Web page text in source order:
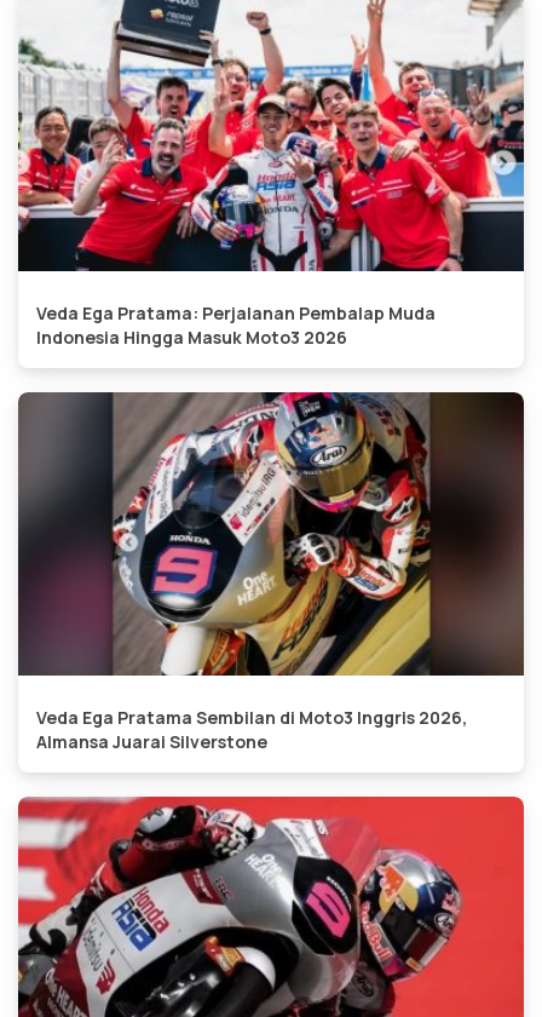
Veda Ega Pratama: Perjalanan Pembalap Muda
Indonesia Hingga Masuk Moto3 2026
Veda Ega Pratama Sembilan di Moto3 Inggris 2026,
Almansa Juarai Silverstone